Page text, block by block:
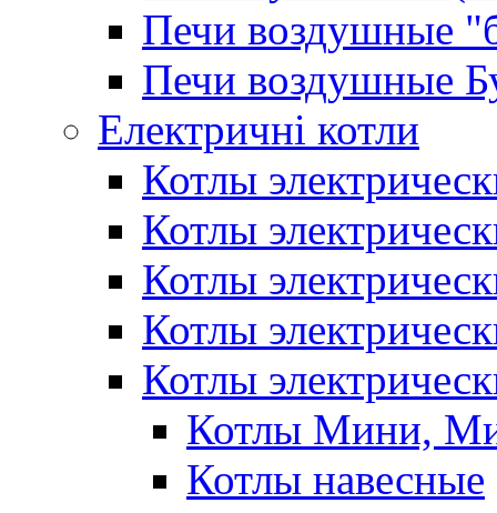
Печи воздушные
Печи воздушные
Електричні котли
Котлы
Котлы
Котлы
Котлы
Котлы
Котлы Мини,
Котлы навесные